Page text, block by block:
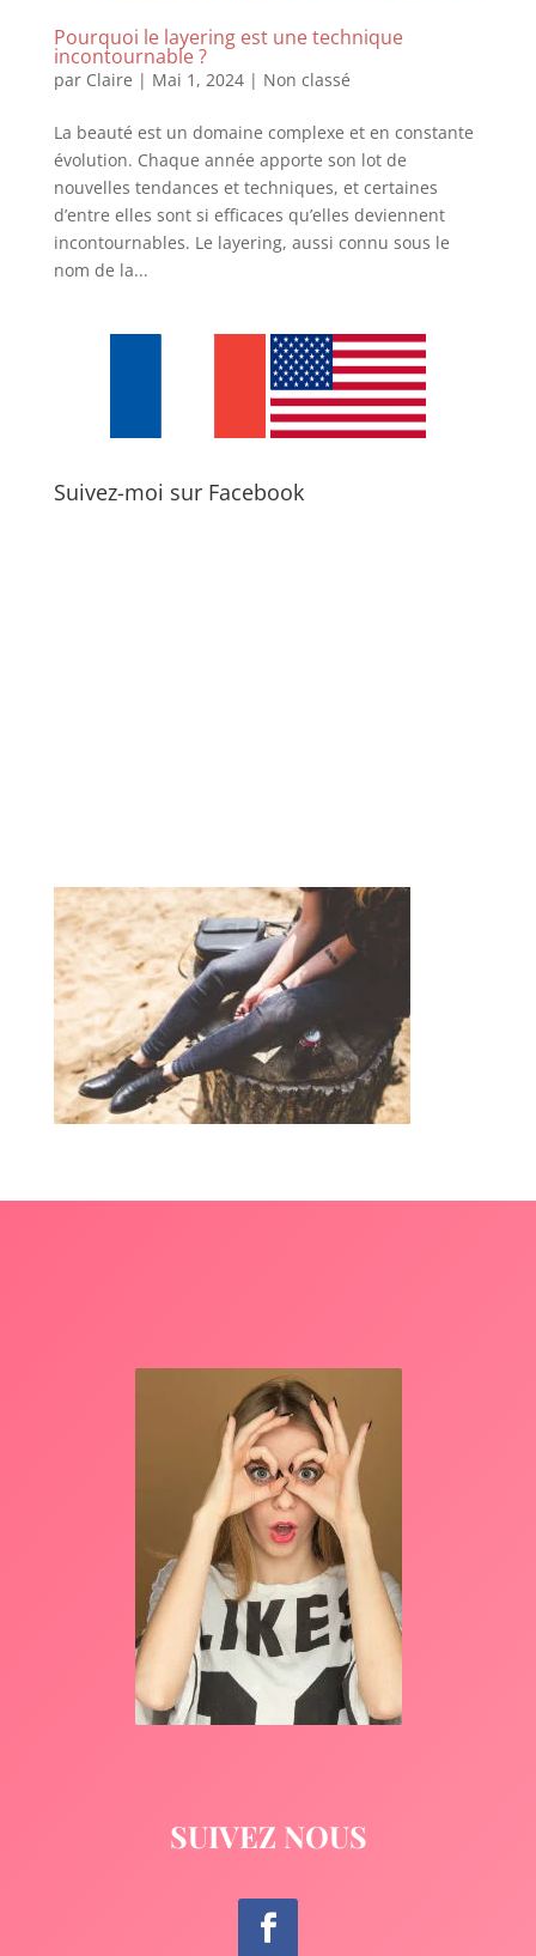
Pourquoi le layering est une technique
incontournable ?
par Claire | Mai 1, 2024| Non classé
La beauté est un domaine complexe et en constante
évolution. Chaque année apporte son lot de
nouvelles tendances et techniques, et certaines
d’entre elles sont si efficaces qu’elles deviennent
incontournables. Le layering, aussi connu sous le
nom de la...
Suivez-moi sur Facebook
SUIVEZ NOUS